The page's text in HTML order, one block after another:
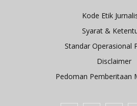
Kode Etik
Syarat &
Standar Operasional
Disclaimer
Pedoman Pemberitaan